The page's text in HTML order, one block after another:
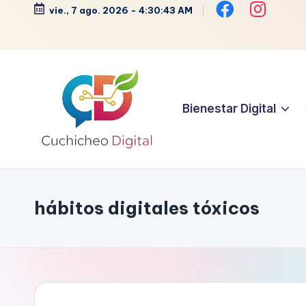
vie., 7 ago. 2026 - 4:30:44 AM
C
u
c
i
Crochet,
Más
Bienestar Digital
hábitos digitales tóxicos